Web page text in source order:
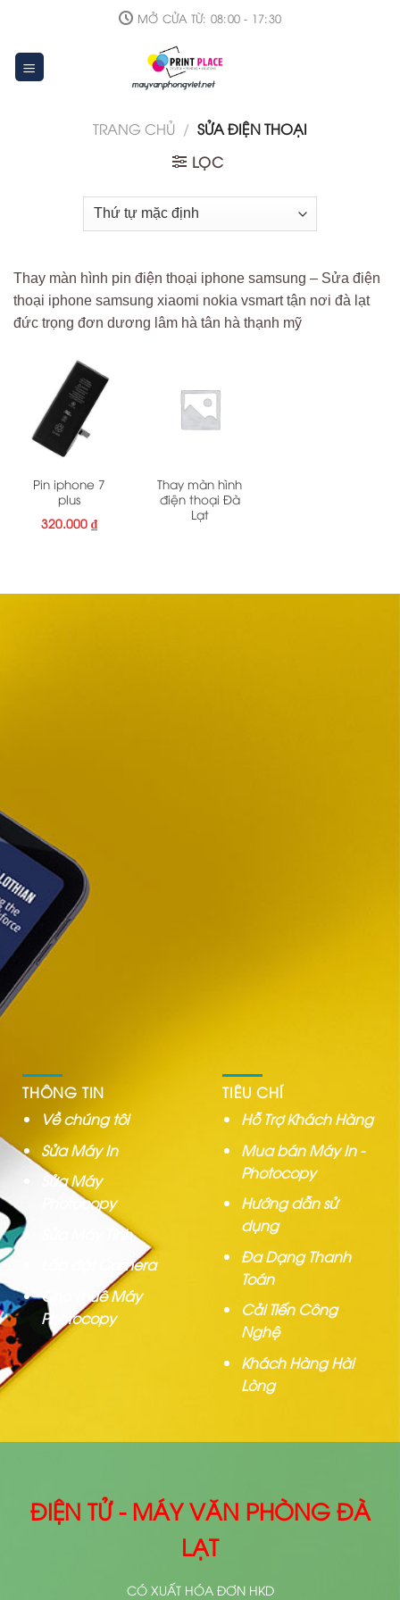
content
MỞ CỬA TỪ: 08:00 - 17:30
TRANG CHỦ / SỬA ĐIỆN THOẠI
LỌC
Thay màn hình pin điện thoại iphone samsung – Sửa điện
thoại iphone samsung xiaomi nokia vsmart tận nơi đà lạt
đức trọng đơn dương lâm hà tân hà thạnh mỹ
Pin iphone 7
plus
320.000₫
Thay màn hình
điện thoại Đà
Lạt
THÔNG TIN
Về chúng tôi
Sửa Máy In
Sửa Máy
Photocopy
Sửa Máy Tính
Lắp đặt Camera
Cho Thuê Máy
Photocopy
TIÊU CHÍ
Hỗ Trợ Khách Hàng
Mua bán Máy In -
Photocopy
Hướng dẫn sử
dụng
Đa Dạng Thanh
Toán
Cải Tiến Công
Nghệ
Khách Hàng Hài
Lòng
ĐIỆN TỬ - MÁY VĂN PHÒNG ĐÀ
LẠT
CÓ XUẤT HÓA ĐƠN HKD